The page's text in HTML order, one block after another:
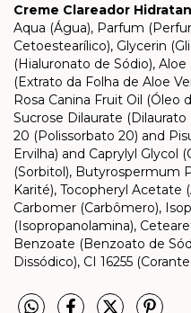
Creme Clareador
Aqua (Água), Parfum
Cetoestearílico), Glycerin
(Hialuronato de Sódio),
(Extrato da Folha de Aloe
Rosa Canina Fruit Oil (Óleo
Sucrose Dilaurate
20 (Polissorbato 20) and
Ervilha) and Caprylyl Glycol
(Sorbitol), Butyrospermum
Karité), Tocopheryl Acetate
Carbomer (Carbômero),
(Isopropanolamina),
Benzoate (Benzoato de
Dissódico), CI 16255